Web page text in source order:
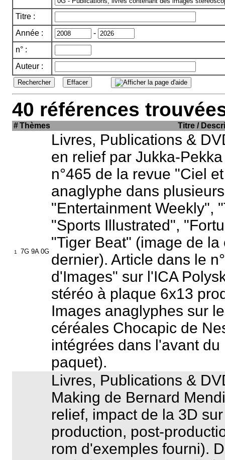
Titre :
Année :
-
n° :
Auteur :
40 références
# Thèmes Titre /
1 7G 9A 0G
Livres, Publications &
en relief par Jukka-
n°465 de la revue "Ciel
anaglyphe dans
"Entertainment Weekly", "
"Sports Illustrated", "
"Tiger Beat" (image de la
dernier). Article dans le
d'Images" sur l'ICA
stéréo à plaque 6x13
Images anaglyphes sur
céréales Chocapic de
intégrées dans l'avant
paquet).
Livres, Publications &
Making de Bernard
relief, impact de la 3D
production, post-
rom d'exemples fourni).